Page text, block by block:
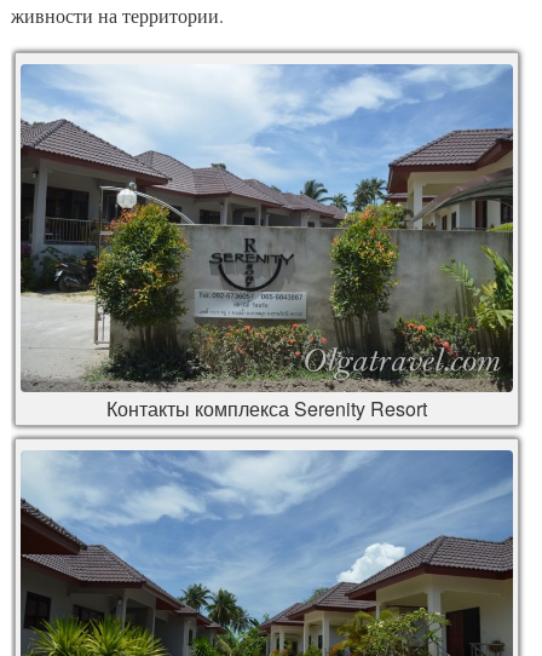
живности на территории.
Контакты комплекса Serenity Resort